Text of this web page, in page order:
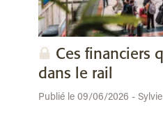
Ces financiers
dans le rail
Publié le 09/06/2026 -